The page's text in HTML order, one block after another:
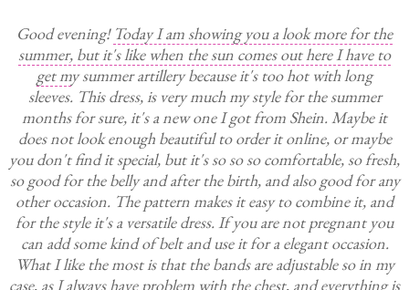
Good evening! Today I am showing you a look more for the
summer, but it's like when the sun comes out here I have to
get my summer artillery because it's too hot with long
sleeves. This dress, is very much my style for the summer
months for sure, it's a new one I got from Shein. Maybe it
does not look enough beautiful to order it online, or maybe
you don't find it special, but it's so so so comfortable, so fresh,
so good for the belly and after the birth, and also good for any
other occasion. The pattern makes it easy to combine it, and
for the style it's a versatile dress. If you are not pregnant you
can add some kind of belt and use it for a elegant occasion.
What I like the most is that the bands are adjustable so in my
case, as I always have problem with the chest, and everything is